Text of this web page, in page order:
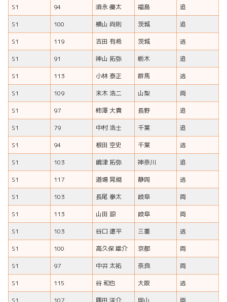
S1
94 須永 優太 福島
追
S1
100 横山 尚則 茨城
追
S1
119 吉田 有希 茨城
逃
S1
91 神山 拓弥 栃木
追
S1
113 小林 泰正 群馬
逃
S1
109 末木 浩二 山梨
両
S1
97 柿澤 大貴 長野
追
S1
79 中村 浩士 千葉
追
S1
94 根田 空史 千葉
逃
S1
103 嶋津 拓弥 神奈川
追
S1
117 道場 晃規 静岡
逃
S1
103 長尾 拳太 岐阜
両
S1
113 山田 諒 岐阜
両
S1
103 谷口 遼平 三重
逃
S1
100 高久保 雄介 京都
両
S1
97 中井 太祐 奈良
両
S1
115 谷 和也 大阪
逃